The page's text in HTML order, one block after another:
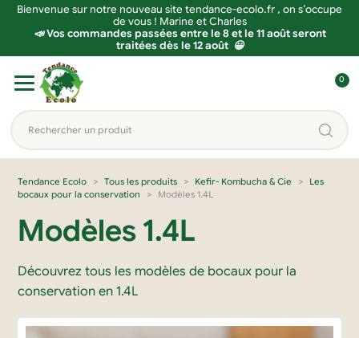
Bienvenue sur notre nouveau site tendance-ecolo.fr , on s’occupe
de vous ! Marine et Charles
📣 Vos commandes passées entre le 8 et le 11 août seront
traitées dès le 12 août 😀
navigation
contenu
Rechercher
un
produit...
o
n
e
0
Tendance Ecolo Tous les produits Kefir- Kombucha & Cie
Les
bocaux pour la conservation
Modèles 1.4L
Modèles 1.4L
Découvrez tous les modèles de bocaux pour la
conservation en 1.4L